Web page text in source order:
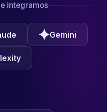
integramos
Gemini